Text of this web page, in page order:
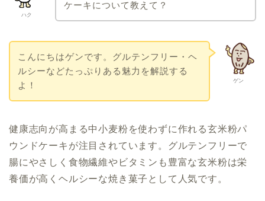
ハク
ケーキについて教えて？
ゲン
こんにちはゲンです。グルテンフリー・ヘ
ルシーなどたっぷりある魅力を解説する
よ！
健康志向が高まる中小麦粉を使わずに作れる玄米粉パ
ウンドケーキが注目されています。グルテンフリーで
腸にやさしく食物繊維やビタミンも豊富な玄米粉は栄
養価が高くヘルシーな焼き菓子として人気です。